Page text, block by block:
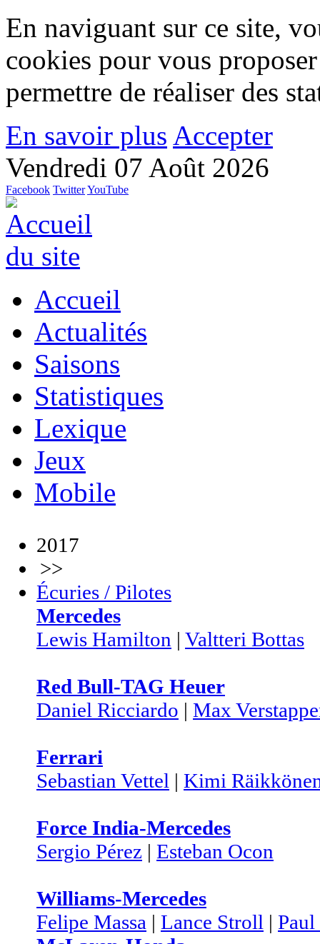
En naviguant sur ce site,
cookies pour vous
permettre de réaliser des
En savoir plus Accepter
Vendredi 07 Août 2026
Facebook TwitterYouTube
Accueil
Actualités
Saisons
Statistiques
Lexique
Jeux
Mobile
2017
>>
Écuries / Pilotes
Mercedes
Lewis Hamilton | Valtteri Bottas
Red Bull-TAG Heuer
Daniel Ricciardo | Max
Ferrari
Sebastian Vettel | Kimi
Force India-Mercedes
Sergio Pérez | Esteban Ocon
Williams-Mercedes
Felipe Massa | Lance Stroll | Paul